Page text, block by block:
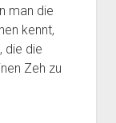
man die
kennt,
die die
Zeh zu